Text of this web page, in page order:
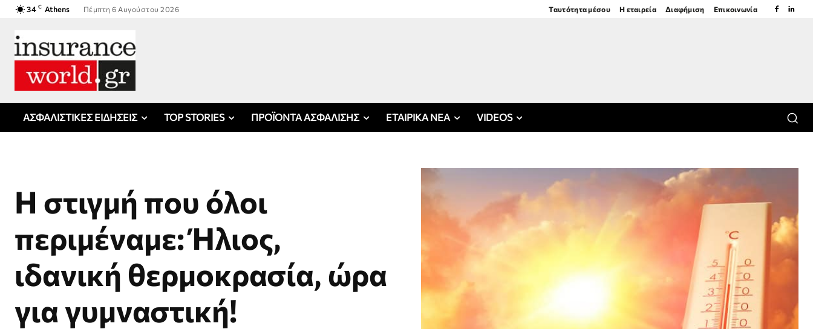
34 C Athens Πέμπτη 6 Αυγούστου 2026 Ταυτότητα μέσου Η εταιρεία Διαφήμιση Επικοινωνία
ΑΣΦΑΛΙΣΤΙΚΕΣ ΕΙΔΗΣΕΙΣ TOP STORIES ΠΡΟΪΟΝΤΑ ΑΣΦΑΛΙΣΗΣ ΕΤΑΙΡΙΚΑ ΝΕΑ VIDEOS
Η στιγμή που όλοι
περιμέναμε: Ήλιος,
ιδανική θερμοκρασία, ώρα
για γυμναστική!